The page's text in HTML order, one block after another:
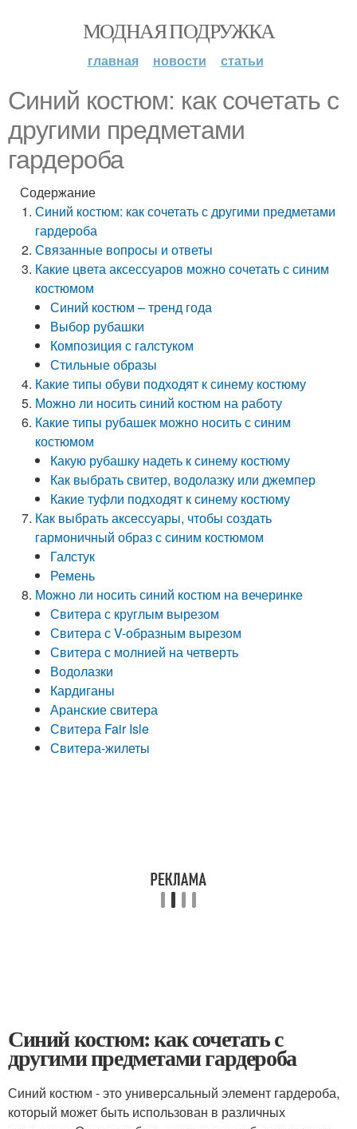
МОДНАЯ ПОДРУЖКА
главная новости статьи
Синий костюм: как сочетать с
другими предметами
гардероба
Содержание
Синий костюм: как сочетать с другими предметами
гардероба
Связанные вопросы и ответы
Какие цвета аксессуаров можно сочетать с синим
костюмом
Синий костюм – тренд года
Выбор рубашки
Композиция с галстуком
Стильные образы
Какие типы обуви подходят к синему костюму
Можно ли носить синий костюм на работу
Какие типы рубашек можно носить с синим
костюмом
Какую рубашку надеть к синему костюму
Как выбрать свитер, водолазку или джемпер
Какие туфли подходят к синему костюму
Как выбрать аксессуары, чтобы создать
гармоничный образ с синим костюмом
Галстук
Ремень
Можно ли носить синий костюм на вечеринке
Свитера с круглым вырезом
Свитера с V-образным вырезом
Свитера с молнией на четверть
Водолазки
Кардиганы
Аранские свитера
Свитера Fair Isle
Свитера-жилеты
Синий костюм: как сочетать с
другими предметами гардероба
Синий костюм - это универсальный элемент гардероба,
который может быть использован в различных